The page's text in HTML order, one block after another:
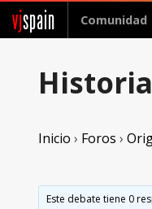
vjspain Comunidad
Inicio › Foros ›
Este debate tiene 0